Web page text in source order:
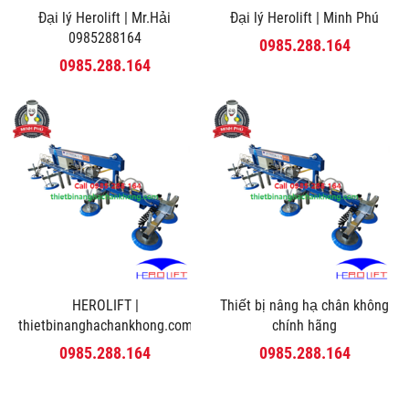
Đại lý Herolift | Mr.Hải
0985288164
0985.288.164
Đại lý Herolift | Minh Phú
0985.288.164
HEROLIFT |
thietbinanghachankhong.com
0985.288.164
Thiết bị nâng hạ chân không
chính hãng
0985.288.164